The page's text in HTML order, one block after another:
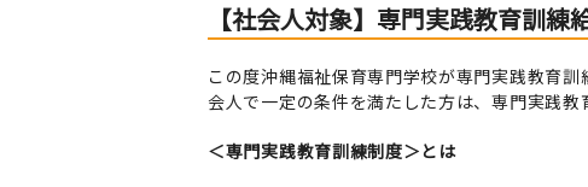
【社会人対象】専門実践教育訓
この度沖縄福祉保育専門学校が専門実践教育
会人で一定の条件を満たした方は、専門実践教
＜専門実践教育訓練制度＞とは